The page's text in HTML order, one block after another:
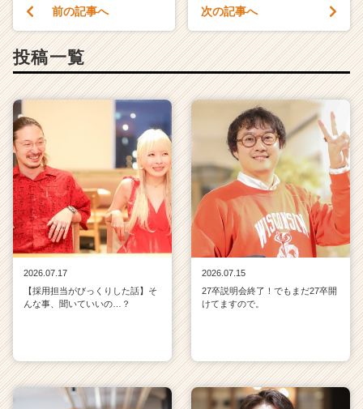
前の記事へ 次の記事へ
投稿一覧
2026.07.17
【採用担当がびっくりした話】そ
んな事、聞いていいの…？
2026.07.15
27卒説明会終了！でもまだ27卒開
けてますので。